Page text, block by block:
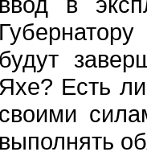
будут
Яхе? Есть
своими
выполнять